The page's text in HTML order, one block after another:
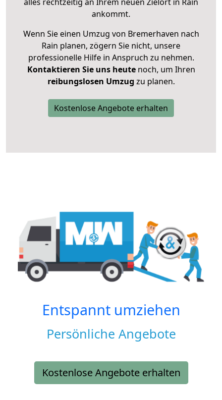
ankommt.
Wenn Sie einen Umzug von Bremerhaven nach
Rain planen, zögern Sie nicht, unsere
professionelle Hilfe in Anspruch zu nehmen.
Kontaktieren Sie uns heutenoch, um Ihren
reibungslosen Umzug zu planen.
Kostenlose Angebote erhalten
Entspannt umziehen
Persönliche Angebote
Kostenlose Angebote erhalten